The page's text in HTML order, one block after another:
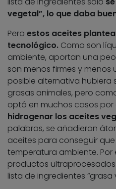
vegetal”, lo que daba
Pero estos aceites
tecnológico. Como son
ambiente, aportan una
son menos firmes y menos
posible alternativa hubiera
grasas animales, pero
optó en muchos casos por
hidrogenar los aceites
palabras, se añadieron
aceites para conseguir
temperatura ambiente. Por
productos ultraprocesados
lista de ingredientes